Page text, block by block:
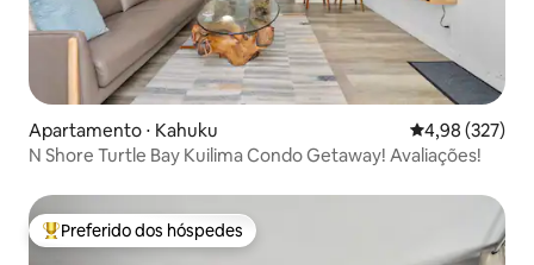
Apartamento ⋅ Kahuku 4,98 de uma
4,98 (327)
N Shore Turtle Bay Kuilima Condo Getaway! Avaliações!
Entre os melhores preferidos dos hóspedes
Preferido dos hóspedes